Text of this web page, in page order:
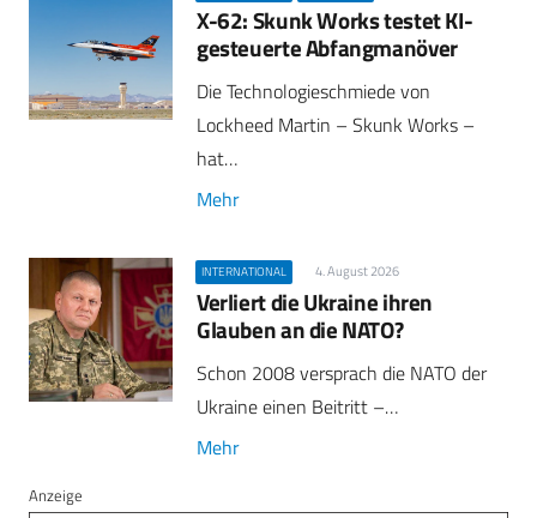
X-62: Skunk Works testet KI-
gesteuerte Abfangmanöver
Die Technologieschmiede von
Lockheed Martin – Skunk Works –
hat…
Mehr
INTERNATIONAL 4. August 2026
Verliert die Ukraine ihren
Glauben an die NATO?
Schon 2008 versprach die NATO der
Ukraine einen Beitritt –…
Mehr
Anzeige